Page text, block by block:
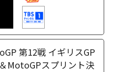
第12戦 イギリスGP
MotoGPスプリント決